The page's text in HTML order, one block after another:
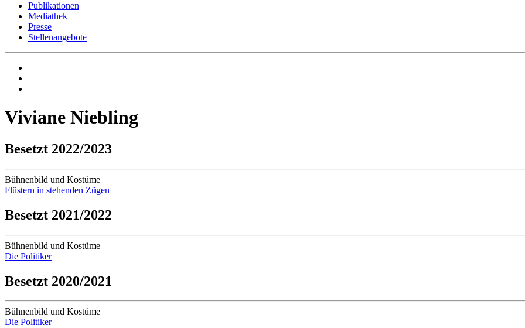
Publikationen
Mediathek
Presse
Stellenangebote
Viviane Niebling
Besetzt 2022/2023
Bühnenbild und Kostüme
Flüstern in stehenden Zügen
Besetzt 2021/2022
Bühnenbild und Kostüme
Die Politiker
Besetzt 2020/2021
Bühnenbild und Kostüme
Die Politiker